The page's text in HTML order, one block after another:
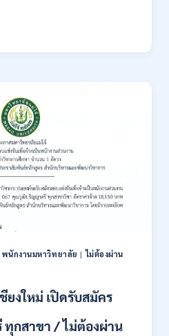
พนักงานมหาวิทยาลัย |ไม่ต้องผ่าน
ยงใหม่ เปิดรับสมัคร
กสาขา / ไม่ต้องผ่าน